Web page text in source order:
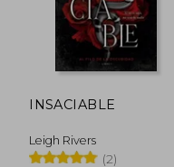
dcto.
INSACIABLE
Leigh Rivers
(2)